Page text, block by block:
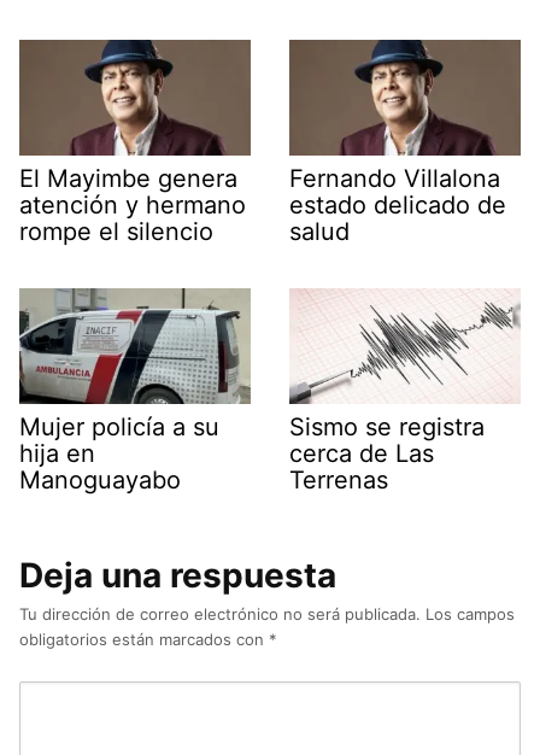
El Mayimbe genera
atención y hermano
rompe el silencio
Fernando Villalona
estado delicado de
salud
Mujer policía a su
hija en
Manoguayabo
Sismo se registra
cerca de Las
Terrenas
Deja una respuesta
Tu dirección de correo electrónico no será publicada. Los campos
obligatorios están marcados con *